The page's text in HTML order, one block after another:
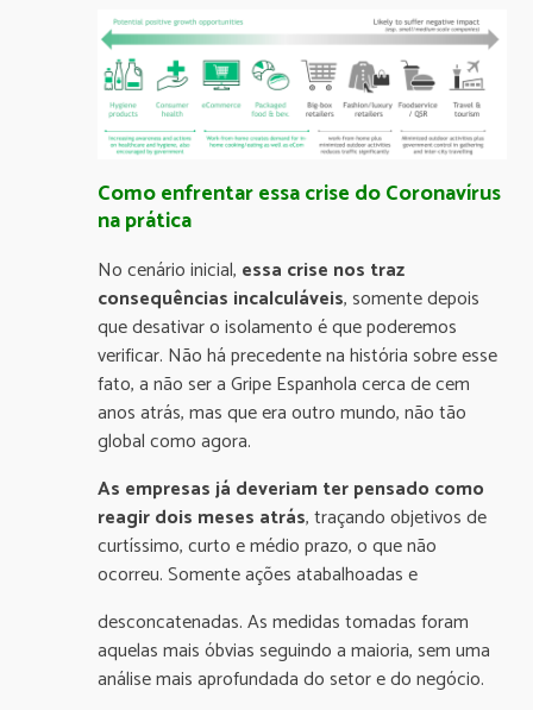
Como enfrentar essa crise do Coronavírus
na prática
No cenário inicial, essa crise nos traz
consequências incalculáveis, somente depois
que desativar o isolamento é que poderemos
verificar. Não há precedente na história sobre esse
fato, a não ser a Gripe Espanhola cerca de cem
anos atrás, mas que era outro mundo, não tão
global como agora.
As empresas já deveriam ter pensado como
reagir dois meses atrás, traçando objetivos de
curtíssimo, curto e médio prazo, o que não
ocorreu. Somente ações atabalhoadas e
desconcatenadas. As medidas tomadas foram
aquelas mais óbvias seguindo a maioria, sem uma
análise mais aprofundada do setor e do negócio.